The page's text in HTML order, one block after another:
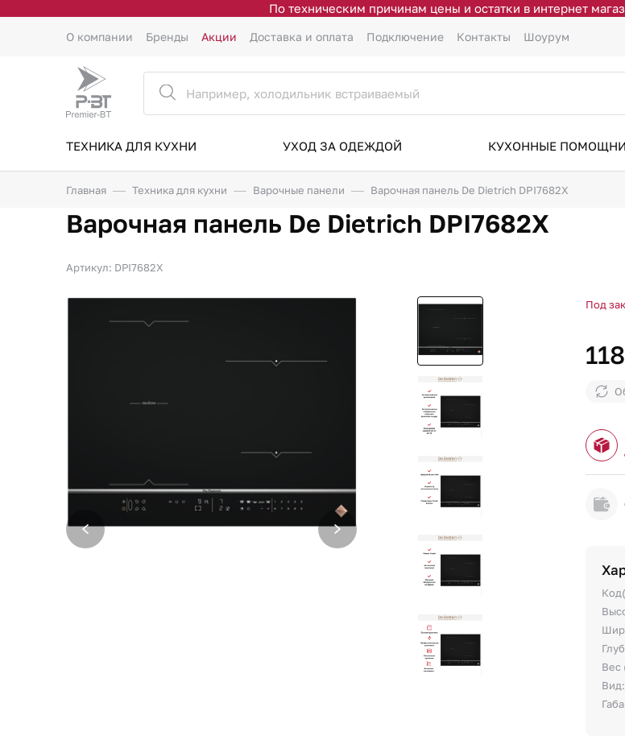
По техническим причинам цены и остатки в интернет
О компании Бренды Акции Доставка и оплата Подключение Контакты Шоурум
ТЕХНИКА ДЛЯ КУХНИ УХОД ЗА ОДЕЖДОЙ КУХОННЫЕ
Главная Техника для кухни Варочные панели Варочная панель De Dietrich DPI7682X
Варочная панель De Dietrich DPI7682X
Артикул: DPI7682X
Под
Вес
Вид: